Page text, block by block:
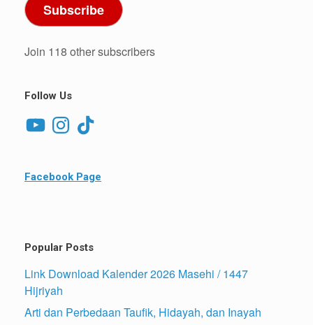
Subscribe
Join 118 other subscribers
Follow Us
YouTubeInstagram
TikTok
Facebook Page
Popular Posts
Link Download Kalender 2026 Masehi / 1447
Hijriyah
Arti dan Perbedaan Taufik, Hidayah, dan Inayah